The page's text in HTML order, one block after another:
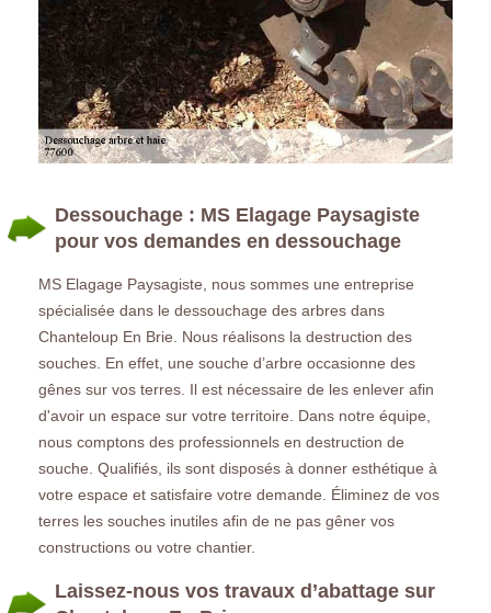
Dessouchage : MS Elagage Paysagiste
pour vos demandes en dessouchage
MS Elagage Paysagiste, nous sommes une entreprise
spécialisée dans le dessouchage des arbres dans
Chanteloup En Brie. Nous réalisons la destruction des
souches. En effet, une souche d’arbre occasionne des
gênes sur vos terres. Il est nécessaire de les enlever afin
d'avoir un espace sur votre territoire. Dans notre équipe,
nous comptons des professionnels en destruction de
souche. Qualifiés, ils sont disposés à donner esthétique à
votre espace et satisfaire votre demande. Éliminez de vos
terres les souches inutiles afin de ne pas gêner vos
constructions ou votre chantier.
Laissez-nous vos travaux d’abattage sur